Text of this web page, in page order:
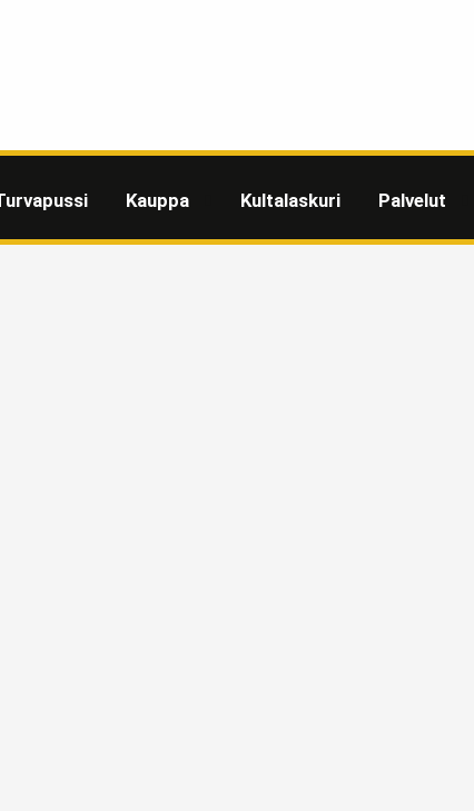
Kauppa Kultalaskuri Palvelut